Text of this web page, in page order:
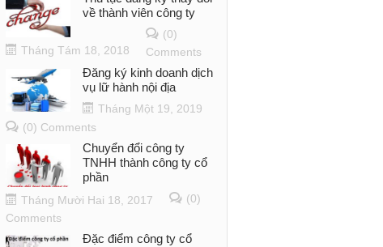
về thành viên công ty
Tháng Tám 18, 2018
(0)
Comments
Đăng ký kinh doanh dịch
vụ lữ hành nội địa
Tháng Một 19, 2019
(0) Comments
Chuyển đổi công ty
TNHH thành công ty cổ
phần
Tháng Mười Hai 18, 2017
(0)
Comments
Đặc điểm công ty cổ